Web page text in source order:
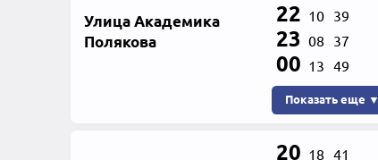
Улица Академика
Полякова
22 10 39
23 08 37
00 13 49
Показать еще ▼
20 18 41